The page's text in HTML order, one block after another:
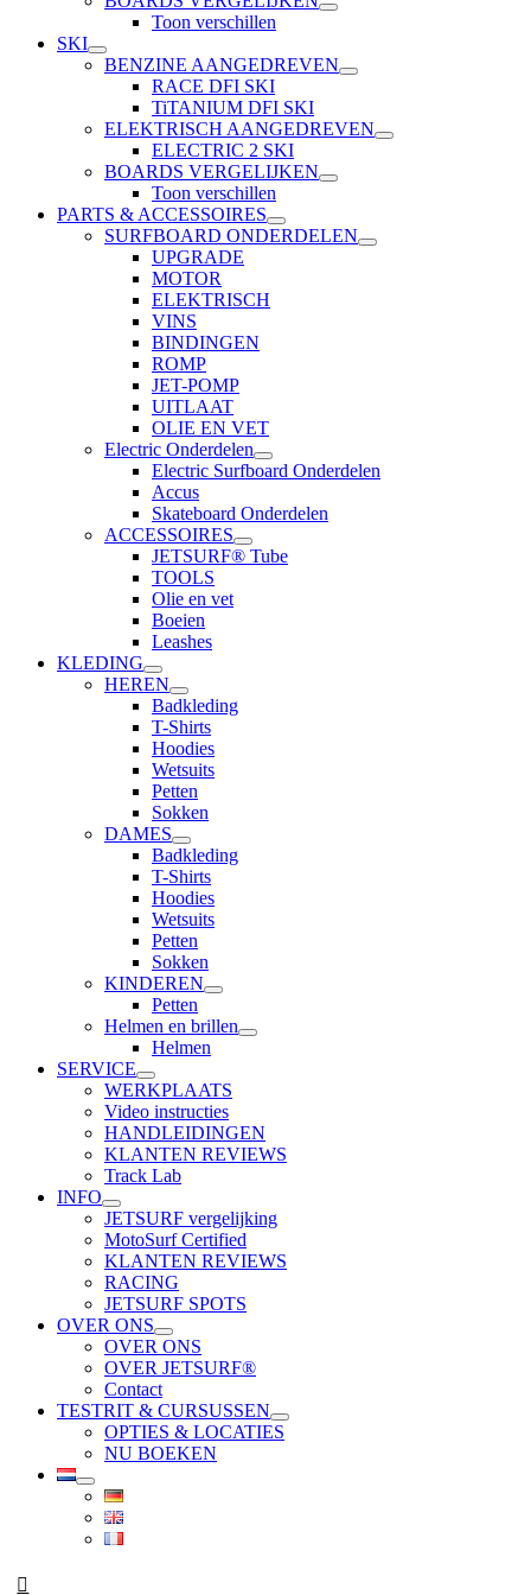
Toon verschillen
SKI
BENZINE AANGEDREVEN
RACE DFI SKI
TiTANIUM DFI SKI
ELEKTRISCH AANGEDREVEN
ELECTRIC 2 SKI
BOARDS VERGELIJKEN
Toon verschillen
PARTS & ACCESSOIRES
SURFBOARD ONDERDELEN
UPGRADE
MOTOR
ELEKTRISCH
VINS
BINDINGEN
ROMP
JET-POMP
UITLAAT
OLIE EN VET
Electric Onderdelen
Electric Surfboard Onderdelen
Accus
Skateboard Onderdelen
ACCESSOIRES
JETSURF® Tube
TOOLS
Olie en vet
Boeien
Leashes
KLEDING
HEREN
Badkleding
T-Shirts
Hoodies
Wetsuits
Petten
Sokken
DAMES
Badkleding
T-Shirts
Hoodies
Wetsuits
Petten
Sokken
KINDEREN
Petten
Helmen en brillen
Helmen
SERVICE
WERKPLAATS
Video instructies
HANDLEIDINGEN
KLANTEN REVIEWS
Track Lab
INFO
JETSURF vergelijking
MotoSurf Certified
KLANTEN REVIEWS
RACING
JETSURF SPOTS
OVER ONS
OVER ONS
OVER JETSURF®
Contact
TESTRIT & CURSUSSEN
OPTIES & LOCATIES
NU BOEKEN